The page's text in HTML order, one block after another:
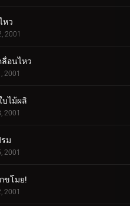
หว
2001
ลื่อนไหว
2001
บไม้ผลิ
2001
ม
2001
ขโมย!
2001